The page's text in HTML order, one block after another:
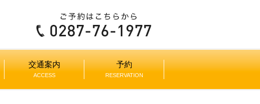
交通案内
ACCESS
予約
RESERVATION